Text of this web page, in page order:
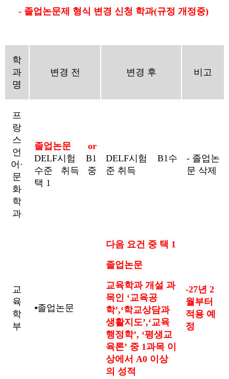
- 졸업논문제 형식 변경 신청 학과(규정 개정중)
학
과
명
변경 전 변경 후 비고
프
랑
스
언
어·
문
화
학
과
졸업논문 or
DELF시험 B1
수준 취득 중
택 1
DELF시험 B1수
준 취득
- 졸업논
문 삭제
교
육
학
부
⦁졸업논문
다음 요건 중 택 1
졸업논문
교육학과 개설 과
목인 ‘교육공
학’,‘학교상담과
생활지도’,‘교육
행정학’, ‘평생교
육론’ 중 1과목 이
상에서 A0 이상
의 성적
-27년 2
월부터
적용 예
정